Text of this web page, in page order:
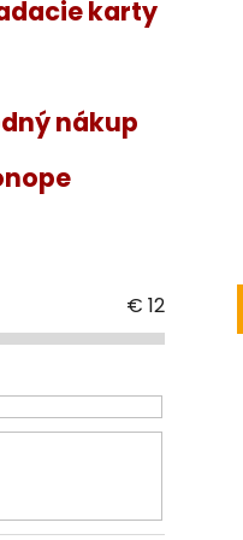
karty
nákup
€ 12